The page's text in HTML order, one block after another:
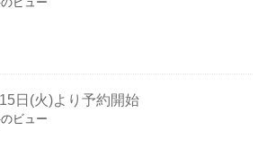
日(火)より予約開始
ビュー